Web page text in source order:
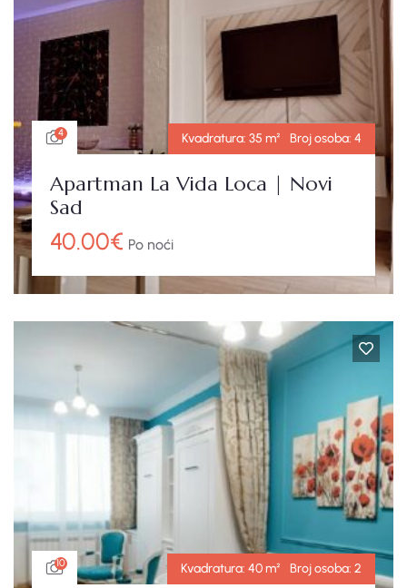
4 Kvadratura: 35 m² Broj osoba: 4
Apartman La Vida Loca | Novi
Sad
40.00€ Po noći
10 Kvadratura: 40 m² Broj osoba: 2